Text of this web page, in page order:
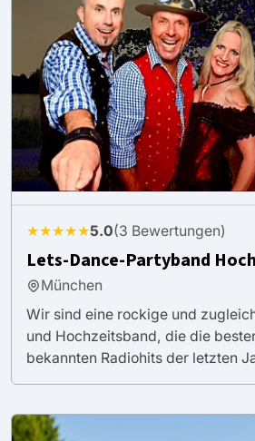
★★★★★5.0(3 Bewertungen)
Lets-Dance-Partyband
München
Wir sind eine rockige und
und Hochzeitsband, die die
bekannten Radiohits der letzten